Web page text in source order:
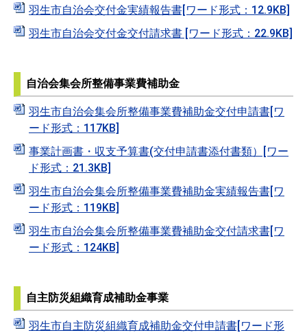
羽生市自治会交付金実績報告書[ワード形式：12.9KB]
羽生市自治会交付金交付請求書 [ワード形式：22.9KB]
自治会集会所整備事業費補助金
羽生市自治会集会所整備事業費補助金交付申請書[ワ
ード形式：117KB]
事業計画書・収支予算書(交付申請書添付書類）[ワー
ド形式：21.3KB]
羽生市自治会集会所整備事業費補助金実績報告書[ワ
ード形式：119KB]
羽生市自治会集会所整備事業費補助金交付請求書[ワ
ード形式：124KB]
自主防災組織育成補助金事業
羽生市自主防災組織育成補助金交付申請書[ワード形